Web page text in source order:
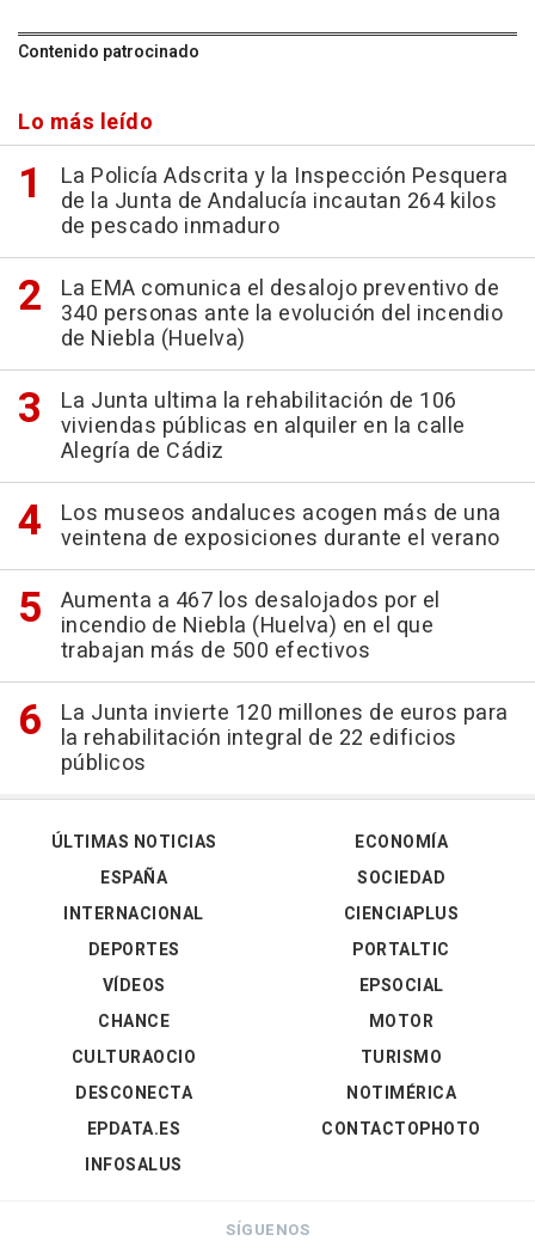
Contenido patrocinado
Lo más leído
La Policía Adscrita y la Inspección Pesquera
de la Junta de Andalucía incautan 264 kilos
de pescado inmaduro
La EMA comunica el desalojo preventivo de
340 personas ante la evolución del incendio
de Niebla (Huelva)
La Junta ultima la rehabilitación de 106
viviendas públicas en alquiler en la calle
Alegría de Cádiz
Los museos andaluces acogen más de una
veintena de exposiciones durante el verano
Aumenta a 467 los desalojados por el
incendio de Niebla (Huelva) en el que
trabajan más de 500 efectivos
La Junta invierte 120 millones de euros para
la rehabilitación integral de 22 edificios
públicos
ÚLTIMAS NOTICIAS
ESPAÑA
INTERNACIONAL
DEPORTES
VÍDEOS
ECONOMÍA
SOCIEDAD
CIENCIAPLUS
PORTALTIC
EPSOCIAL
CHANCE
CULTURAOCIO
DESCONECTA
EPDATA.ES
INFOSALUS
MOTOR
TURISMO
NOTIMÉRICA
CONTACTOPHOTO
SÍGUENOS